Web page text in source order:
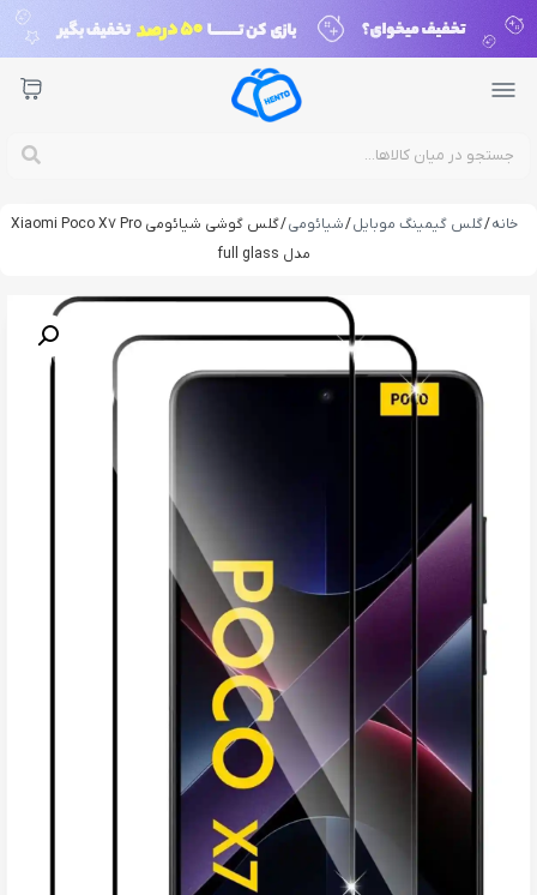
خانه/گلس گیمینگ موبایل/شیائومی
/ گلس گوشی شیائومی Xiaomi Poco X7 Pro
مدل full glass